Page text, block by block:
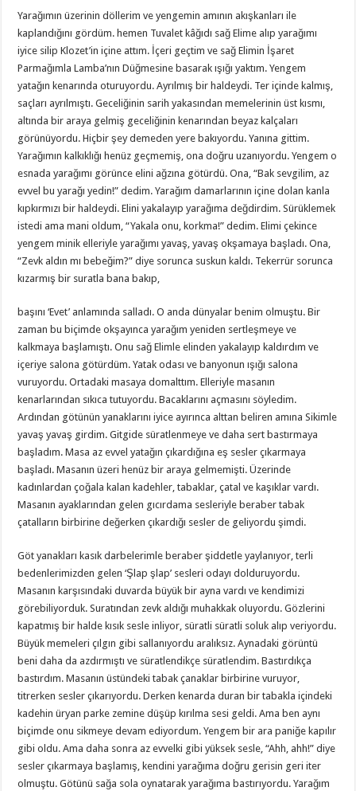
Yarağımın üzerinin döllerim ve yengemin amının akışkanları ile
kaplandığını gördüm. hemen Tuvalet kâğıdı sağ Elime alıp yarağımı
iyice silip Klozet’in içine attım. İçeri geçtim ve sağ Elimin İşaret
Parmağımla Lamba’nın Düğmesine basarak ışığı yaktım. Yengem
yatağın kenarında oturuyordu. Ayrılmış bir haldeydi. Ter içinde kalmış,
saçları ayrılmıştı. Geceliğinin sarih yakasından memelerinin üst kısmı,
altında bir araya gelmiş geceliğinin kenarından beyaz kalçaları
görünüyordu. Hiçbir şey demeden yere bakıyordu. Yanına gittim.
Yarağımın kalkıklığı henüz geçmemiş, ona doğru uzanıyordu. Yengem o
esnada yarağımı görünce elini ağzına götürdü. Ona, “Bak sevgilim, az
evvel bu yarağı yedin!” dedim. Yarağım damarlarının içine dolan kanla
kıpkırmızı bir haldeydi. Elini yakalayıp yarağıma değdirdim. Sürüklemek
istedi ama mani oldum, “Yakala onu, korkma!” dedim. Elimi çekince
yengem minik elleriyle yarağımı yavaş, yavaş okşamaya başladı. Ona,
“Zevk aldın mı bebeğim?” diye sorunca suskun kaldı. Tekerrür sorunca
kızarmış bir suratla bana bakıp,
başını ‘Evet’ anlamında salladı. O anda dünyalar benim olmuştu. Bir
zaman bu biçimde okşayınca yarağım yeniden sertleşmeye ve
kalkmaya başlamıştı. Onu sağ Elimle elinden yakalayıp kaldırdım ve
içeriye salona götürdüm. Yatak odası ve banyonun ışığı salona
vuruyordu. Ortadaki masaya domalttım. Elleriyle masanın
kenarlarından sıkıca tutuyordu. Bacaklarını açmasını söyledim.
Ardından götünün yanaklarını iyice ayırınca alttan beliren amına Sikimle
yavaş yavaş girdim. Gitgide süratlenmeye ve daha sert bastırmaya
başladım. Masa az evvel yatağın çıkardığına eş sesler çıkarmaya
başladı. Masanın üzeri henüz bir araya gelmemişti. Üzerinde
kadınlardan çoğala kalan kadehler, tabaklar, çatal ve kaşıklar vardı.
Masanın ayaklarından gelen gıcırdama sesleriyle beraber tabak
çatalların birbirine değerken çıkardığı sesler de geliyordu şimdi.
Göt yanakları kasık darbelerimle beraber şiddetle yaylanıyor, terli
bedenlerimizden gelen ‘Şlap şlap’ sesleri odayı dolduruyordu.
Masanın karşısındaki duvarda büyük bir ayna vardı ve kendimizi
görebiliyorduk. Suratından zevk aldığı muhakkak oluyordu. Gözlerini
kapatmış bir halde kısık sesle inliyor, süratli süratli soluk alıp veriyordu.
Büyük memeleri çılgın gibi sallanıyordu aralıksız. Aynadaki görüntü
beni daha da azdırmıştı ve süratlendikçe süratlendim. Bastırdıkça
bastırdım. Masanın üstündeki tabak çanaklar birbirine vuruyor,
titrerken sesler çıkarıyordu. Derken kenarda duran bir tabakla içindeki
kadehin üryan parke zemine düşüp kırılma sesi geldi. Ama ben aynı
biçimde onu sikmeye devam ediyordum. Yengem bir ara paniğe kapılır
gibi oldu. Ama daha sonra az evvelki gibi yüksek sesle, “Ahh, ahh!” diye
sesler çıkarmaya başlamış, kendini yarağıma doğru gerisin geri iter
olmuştu. Götünü sağa sola oynatarak yarağıma bastırıyordu. Yarağım